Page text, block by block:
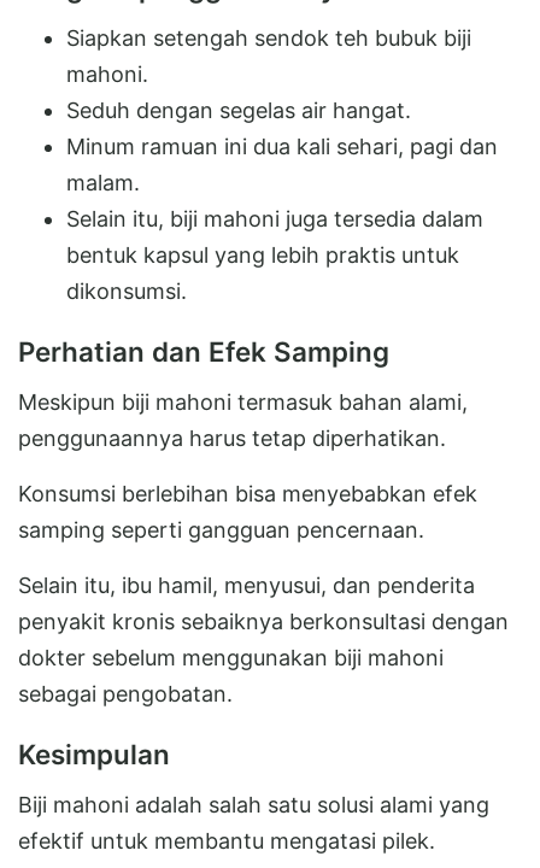
Siapkan setengah sendok teh bubuk biji
mahoni.
Seduh dengan segelas air hangat.
Minum ramuan ini dua kali sehari, pagi dan
malam.
Selain itu, biji mahoni juga tersedia dalam
bentuk kapsul yang lebih praktis untuk
dikonsumsi.
Perhatian dan Efek Samping
Meskipun biji mahoni termasuk bahan alami,
penggunaannya harus tetap diperhatikan.
Konsumsi berlebihan bisa menyebabkan efek
samping seperti gangguan pencernaan.
Selain itu, ibu hamil, menyusui, dan penderita
penyakit kronis sebaiknya berkonsultasi dengan
dokter sebelum menggunakan biji mahoni
sebagai pengobatan.
Kesimpulan
Biji mahoni adalah salah satu solusi alami yang
efektif untuk membantu mengatasi pilek.